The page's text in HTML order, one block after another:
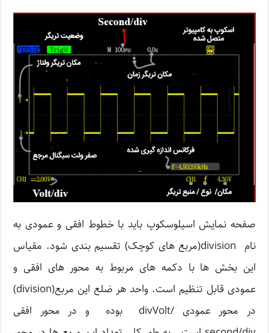
صفحه نمایش اسیلوسکوپ باید با خطوط افقی و عمودی به
نام division(مربع های کوچک) تقسیم بندی شود. مقیاس
این بخش ها با دکمه های مربوط به محور های افقی و
عمودی قابل تنظیم است. واحد هر ضلع این مربع(division)
در محور عمودی /divVolt بوده و در محور افقی